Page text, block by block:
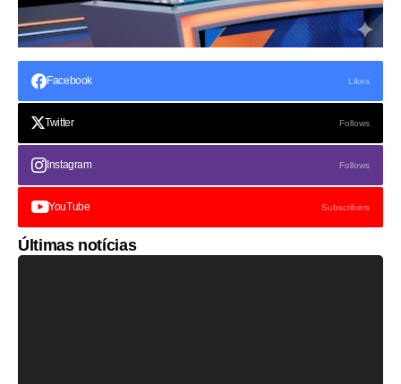
Facebook Likes
Twitter Follows
Instagram Follows
YouTube Subscribers
Últimas notícias